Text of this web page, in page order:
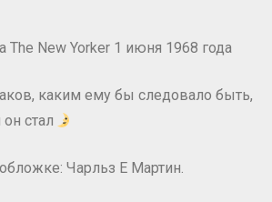
New Yorker 1 июня 1968 года
каким ему бы следовало быть,
стал
Чарльз Е Мартин.